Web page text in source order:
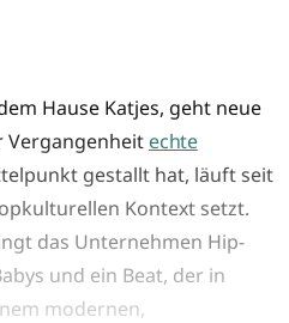
Hause Katjes, geht neue
Vergangenheit echte
gestallt hat, läuft seit
Kontext setzt.
das Unternehmen Hip-
und ein Beat, der in
modernen,